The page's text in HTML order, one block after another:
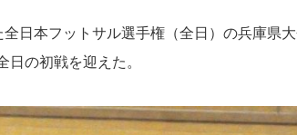
日本フットサル選手権（全日）の兵庫県
の初戦を迎えた。